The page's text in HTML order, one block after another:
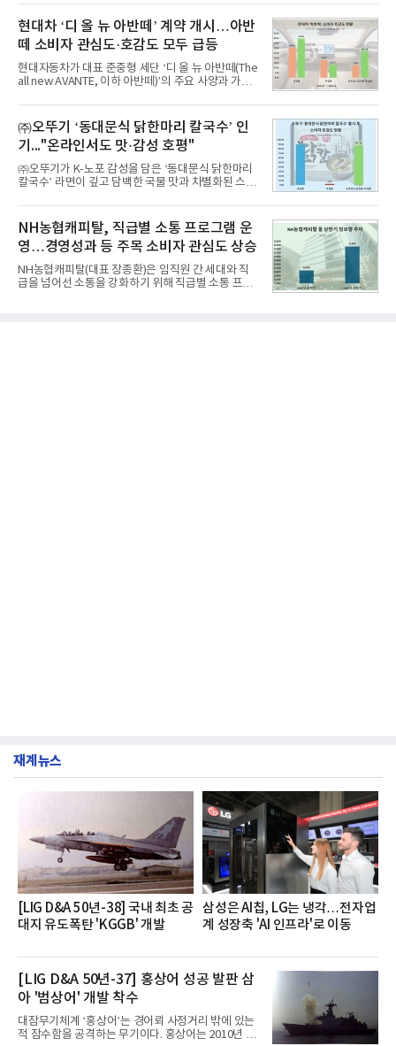
디교육, 대교, 디지
이 순으로 뒤를 이었다.7일 한국기업평판연구소(소장
구창환)는 산업통상자원부 공공기관 41개 브랜드를
대상으로 지난 7월 7일부터 8월 7일까지 수집된 소비
자 빅데이터 91,102,549건을 분석한 결과, 한국전력
공사가 브랜드평판지수 10,670,633을 기록하며 8월
1위에 올랐다고 밝혔다. 분석에 활용된 빅데이터는 지
난 7월(88,893,823건) 대비 2.48% 증가한 수치다.연
수력원자력, 한국석
현대차 ‘디 올 뉴 아반떼’ 계약 개시…아반
떼 소비자 관심도·호감도 모두 급등
현대자동차가 대표 준중형 세단 ‘디 올 뉴 아반떼(The
all new AVANTE, 이하 아반떼)’의 주요 사양과 가격
떼는 6년 만에 선보이는 8세대 완전변경 모델로, ▲정
교한 선과 면을 중심으로 완성한 파격적인 디자인 ▲
과거 중형 세단 수준으로 확대된 차체 제원 ▲글로벌
최고 수준의 안전성 ▲성능과 효율을 동시에 높인 주
행 완성도 ▲첨단 편의 및 디지털 사양 적용 등을 통해
글로벌 준중형 세단의 새로운 기준을 세웠다.아반떼
는 가솔린 2.0과 1.6 하이브리드 두 가지 파워트레인
넘
㈜오뚜기 ‘동대문식 닭한마리 칼국수’ 인
기..."온라인서도 맛·감성 호평"
㈜오뚜기가 K-노포 감성을 담은 ‘동대문식 닭한마리
칼국수’ 라면이 깊고 담백한 국물 맛과 차별화된 스토
혔다.‘동대문식 닭한마리 칼국수’는 예상을 뛰어넘는
소비자 호응에 힘입어 지난 7월 13일 첫 선을 보인 지
단 18일 만에 누적 판매량 50만 개를 돌파하는 성과를
거두었다.이번 신제품은 개발진이 전국의 닭한마리
전문점을 직접 찾아 다니며 최적의 육수 비율을 완성
했다. 자극적이지 않으면서도 깊은 닭육수에 마늘의
개운한 풍미를 더했으며, 국물이 잘 배어들면서도 쫄
NH농협캐피탈, 직급별 소통 프로그램 운
영…경영성과 등 주목 소비자 관심도 상승
NH농협캐피탈(대표 장종환)은 임직원 간 세대와 직
급을 넘어선 소통을 강화하기 위해 직급별 소통 프로
재계뉴스
[LIG D&A 50년-38] 국내 최초 공
대지 유도폭탄 'KGGB' 개발
삼성은 AI칩, LG는 냉각…전자업
계 성장축 'AI 인프라'로 이동
[LIG D&A 50년-37] 홍상어 성공 발판 삼
아 '범상어' 개발 착수
대잠무기체계 ‘홍상어’는 경어뢰 사정거리 밖에 있는
적 잠수함을 공격하는 무기이다. 홍상어는 2010년 넥